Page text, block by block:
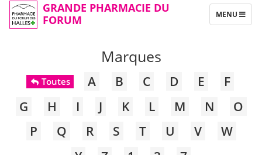
GRANDE PHARMACIE DU
FORUM
TOGGLE
NAVIGATION
MENU
Marques
Toutes A B C D E
F
G
H I J K L M N
O
P
Q R S T U V
W